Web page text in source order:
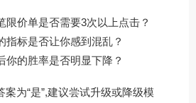
限价单是否需要3次以上点击？
指标是否让你感到混乱？
你的胜率是否明显下降？
为“是”,建议尝试升级或降级模